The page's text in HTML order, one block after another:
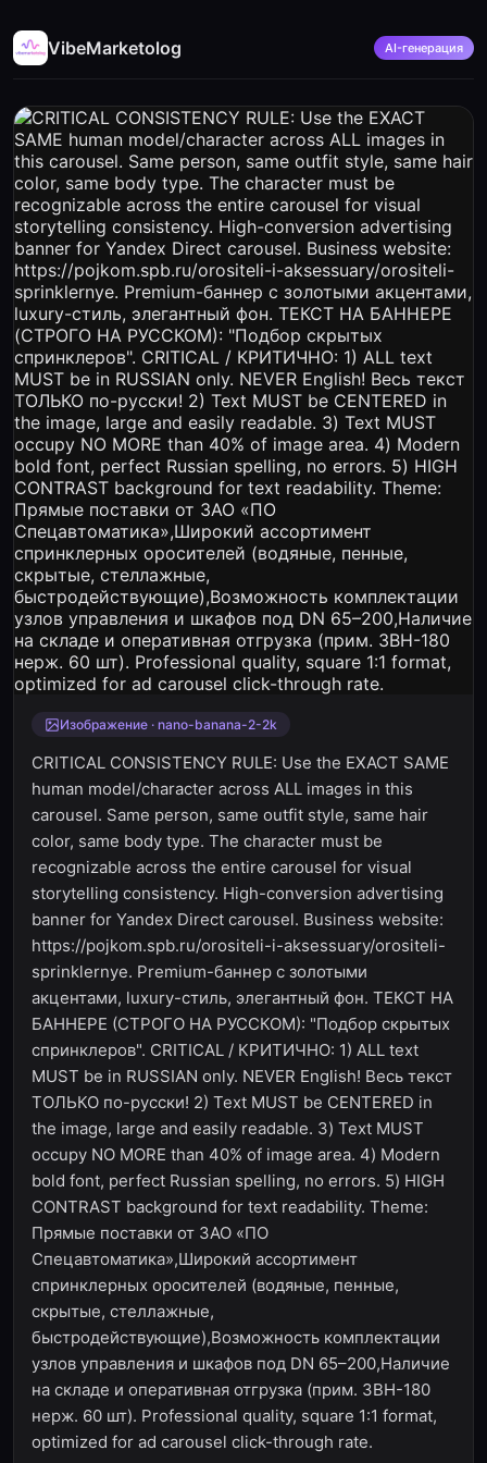
VibeMarketolog AI-генерация
Изображение · nano-banana-2-2k
CRITICAL CONSISTENCY RULE: Use the EXACT SAME
human model/character across ALL images in this
carousel. Same person, same outfit style, same hair
color, same body type. The character must be
recognizable across the entire carousel for visual
storytelling consistency. High-conversion advertising
banner for Yandex Direct carousel. Business website:
https://pojkom.spb.ru/orositeli-i-aksessuary/orositeli-
sprinklernye. Premium-баннер с золотыми
акцентами, luxury-стиль, элегантный фон. ТЕКСТ НА
БАННЕРЕ (СТРОГО НА РУССКОМ): "Подбор скрытых
спринклеров". CRITICAL / КРИТИЧНО: 1) ALL text
MUST be in RUSSIAN only. NEVER English! Весь текст
ТОЛЬКО по-русски! 2) Text MUST be CENTERED in
the image, large and easily readable. 3) Text MUST
occupy NO MORE than 40% of image area. 4) Modern
bold font, perfect Russian spelling, no errors. 5) HIGH
CONTRAST background for text readability. Theme:
Прямые поставки от ЗАО «ПО
Спецавтоматика»,Широкий ассортимент
спринклерных оросителей (водяные, пенные,
скрытые, стеллажные,
быстродействующие),Возможность комплектации
узлов управления и шкафов под DN 65–200,Наличие
на складе и оперативная отгрузка (прим. ЗВН-180
нерж. 60 шт). Professional quality, square 1:1 format,
optimized for ad carousel click-through rate.